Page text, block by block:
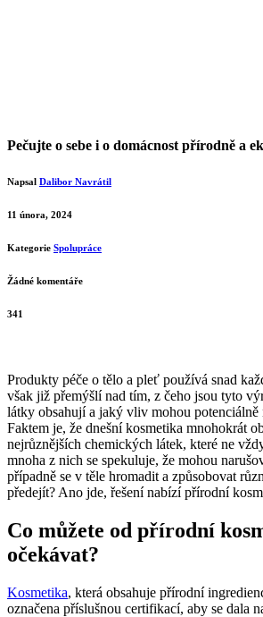
Pečujte o sebe i o domácnost přírodně a
Napsal Dalibor Navrátil
11 února, 2024
Kategorie Spolupráce
Žádné komentáře
341
Produkty péče o tělo a pleť používá snad
však již přemýšlí nad tím, z čeho jsou tyto
látky obsahují a jaký vliv mohou potenciálně
Faktem je, že dnešní kosmetika mnohokrát
nejrůznějších chemických látek, které ne
mnoha z nich se spekuluje, že mohou
případně se v těle hromadit a způsobovat
předejít? Ano jde, řešení nabízí přírodní
Co můžete od přírodní
očekávat?
Kosmetika, která obsahuje přírodní
označena příslušnou certifikací, aby se dala